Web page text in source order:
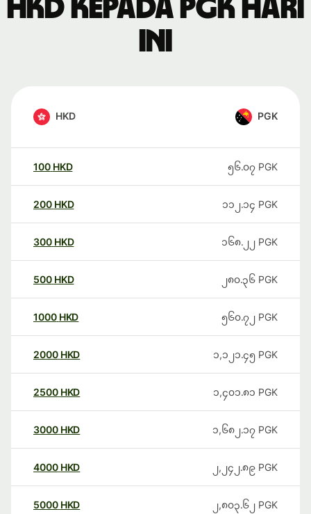
HKD kepada PGK hari
ini
HKD PGK
100 HKD ၅၆.၀၇ PGK
200 HKD ၁၁၂.၁၄ PGK
300 HKD ၁၆၈.၂၂ PGK
500 HKD ၂၈၀.၃၆ PGK
1000 HKD ၅၆၀.၇၂ PGK
2000 HKD ၁,၁၂၁.၄၅ PGK
2500 HKD ၁,၄၀၁.၈၁ PGK
3000 HKD ၁,၆၈၂.၁၇ PGK
4000 HKD ၂,၂၄၂.၈၉ PGK
5000 HKD ၂,၈၀၃.၆၂ PGK